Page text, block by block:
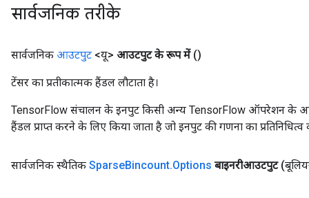
सार्वजनिक तरीके
सार्वजनिक आउटपुट <यू> आउटपुट के रूप में ()
टेंसर का प्रतीकात्मक हैंडल लौटाता है।
TensorFlow संचालन के इनपुट किसी अन्य TensorFlow ऑपरेशन के
हैंडल प्राप्त करने के लिए किया जाता है जो इनपुट की गणना का प्रतिनिधित्व
सार्वजनिक स्थैतिक SparseBincount.Options बाइनरीआउटपुट